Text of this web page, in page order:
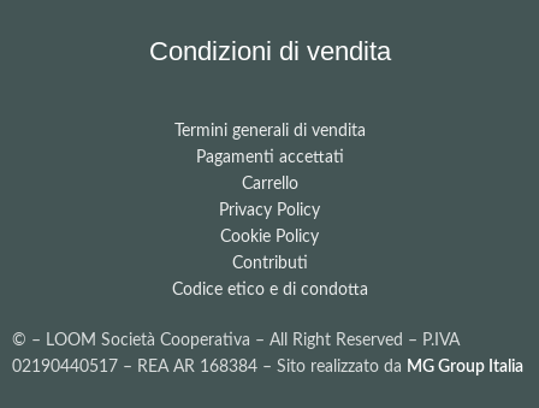
Condizioni di vendita
Termini generali di vendita
Pagamenti accettati
Carrello
Privacy Policy
Cookie Policy
Contributi
Codice etico e di condotta
© – LOOM Società Cooperativa – All Right Reserved – P.IVA
02190440517 – REA AR 168384 – Sito realizzato da MG Group Italia